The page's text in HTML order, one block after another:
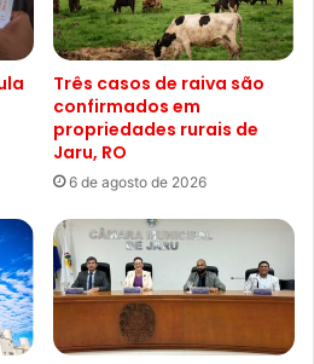
Três casos de raiva são
confirmados em
propriedades rurais de
Jaru, RO
6 de agosto de 2026